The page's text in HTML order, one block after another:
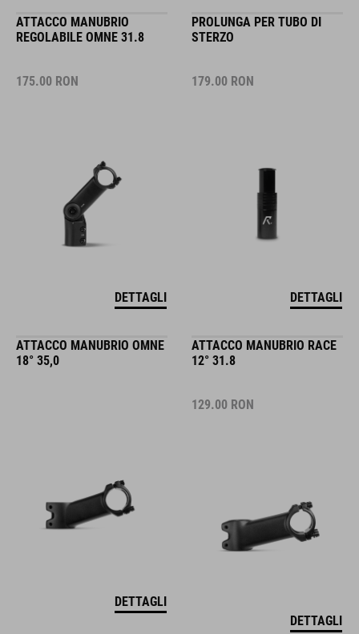
ATTACCO MANUBRIO
REGOLABILE OMNE 31.8
175.00 RON
DETTAGLI
PROLUNGA PER TUBO DI
STERZO
179.00 RON
DETTAGLI
ATTACCO MANUBRIO OMNE
18° 35,0
DETTAGLI
ATTACCO MANUBRIO RACE
12° 31.8
129.00 RON
DETTAGLI